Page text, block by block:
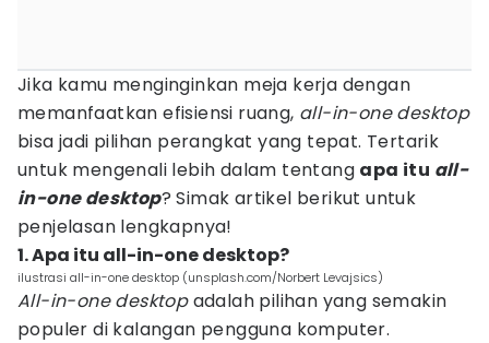
Jika kamu menginginkan meja kerja dengan
memanfaatkan efisiensi ruang, all-in-one desktop
bisa jadi pilihan perangkat yang tepat. Tertarik
untuk mengenali lebih dalam tentang apa itu all-
in-onedesktop? Simak artikel berikut untuk
penjelasan lengkapnya!
1. Apa itu all-in-one desktop?
ilustrasi all-in-one desktop (unsplash.com/Norbert Levajsics)
All-in-one desktopadalah pilihan yang semakin
populer di kalangan pengguna komputer.